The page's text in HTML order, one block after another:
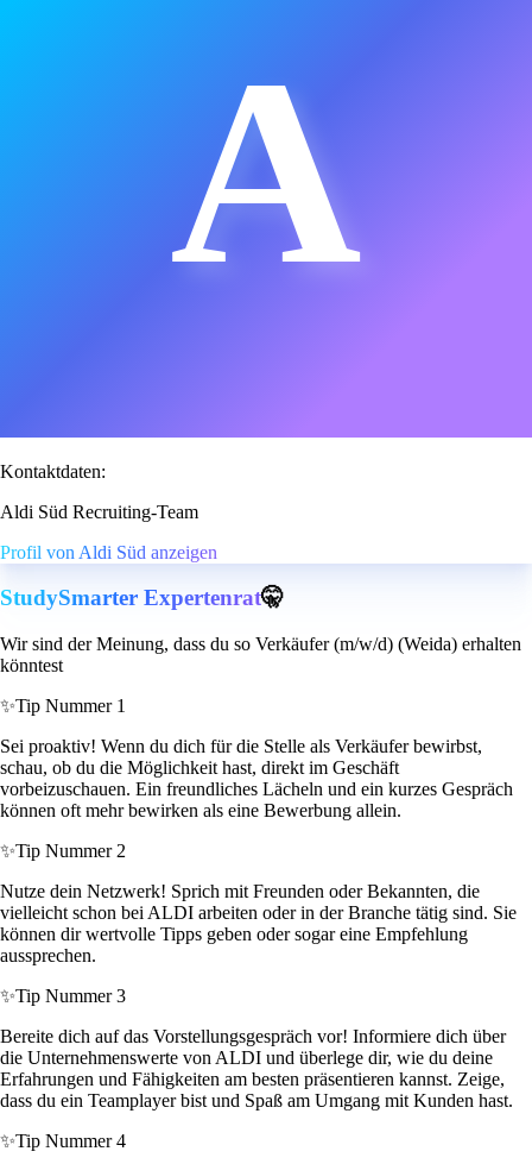
A
Kontaktdaten:
Aldi Süd Recruiting-Team
Profil von Aldi Süd anzeigen
StudySmarter Expertenrat🤫
Wir sind der Meinung, dass du so Verkäufer (m/w/d) (Weida) erhalten
könntest
✨Tip Nummer 1
Sei proaktiv! Wenn du dich für die Stelle als Verkäufer bewirbst,
schau, ob du die Möglichkeit hast, direkt im Geschäft
vorbeizuschauen. Ein freundliches Lächeln und ein kurzes Gespräch
können oft mehr bewirken als eine Bewerbung allein.
✨Tip Nummer 2
Nutze dein Netzwerk! Sprich mit Freunden oder Bekannten, die
vielleicht schon bei ALDI arbeiten oder in der Branche tätig sind. Sie
können dir wertvolle Tipps geben oder sogar eine Empfehlung
aussprechen.
✨Tip Nummer 3
Bereite dich auf das Vorstellungsgespräch vor! Informiere dich über
die Unternehmenswerte von ALDI und überlege dir, wie du deine
Erfahrungen und Fähigkeiten am besten präsentieren kannst. Zeige,
dass du ein Teamplayer bist und Spaß am Umgang mit Kunden hast.
✨Tip Nummer 4